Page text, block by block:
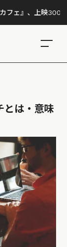
上映300回の先で
とは・意味